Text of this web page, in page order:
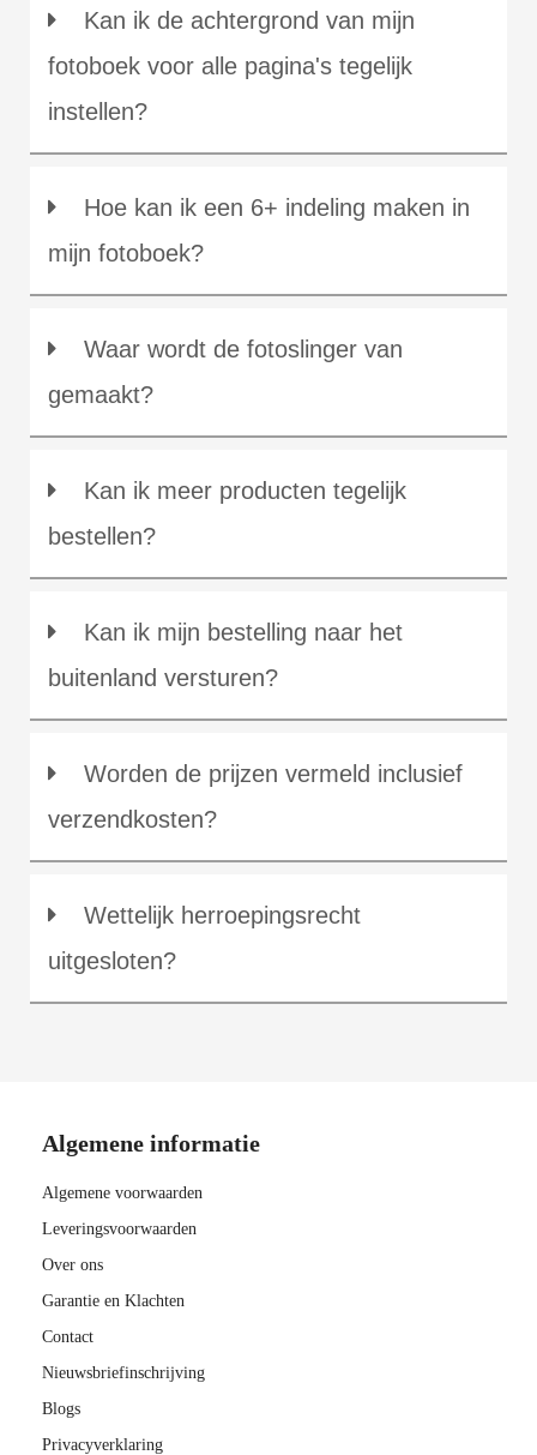
Kan ik de achtergrond van mijn
fotoboek voor alle pagina's tegelijk
instellen?
Hoe kan ik een 6+ indeling maken in
mijn fotoboek?
Waar wordt de fotoslinger van
gemaakt?
Kan ik meer producten tegelijk
bestellen?
Kan ik mijn bestelling naar het
buitenland versturen?
Worden de prijzen vermeld inclusief
verzendkosten?
Wettelijk herroepingsrecht
uitgesloten?
Algemene informatie
Algemene voorwaarden
Leveringsvoorwaarden
Over ons
Garantie en Klachten
Contact
Nieuwsbriefinschrijving
Blogs
Privacyverklaring